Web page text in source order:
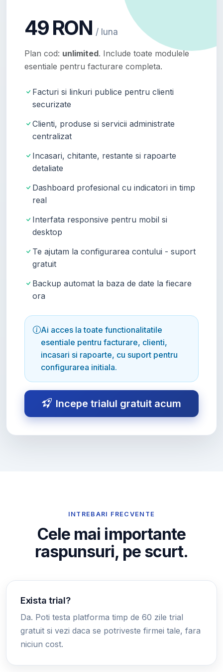
49 RON / luna
Plan cod: unlimited. Include toate modulele
esentiale pentru facturare completa.
Facturi si linkuri publice pentru clienti
securizate
Clienti, produse si servicii administrate
centralizat
Incasari, chitante, restante si rapoarte
detaliate
Dashboard profesional cu indicatori in timp
real
Interfata responsive pentru mobil si
desktop
Te ajutam la configurarea contului - suport
gratuit
Backup automat la baza de date la fiecare
ora
Ai acces la toate functionalitatile
esentiale pentru facturare, clienti,
incasari si rapoarte, cu suport pentru
configurarea initiala.
Incepe trialul gratuit acum
INTREBARI FRECVENTE
Cele mai importante
raspunsuri, pe scurt.
Exista trial?
Da. Poti testa platforma timp de 60 zile trial
gratuit si vezi daca se potriveste firmei tale, fara
niciun cost.